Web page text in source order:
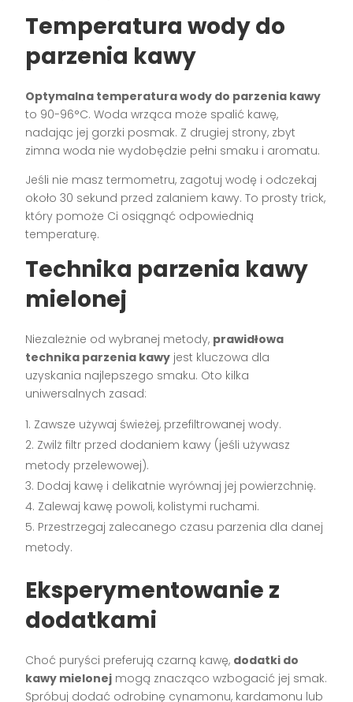
Temperatura wody do
parzenia kawy
Optymalna temperatura wody do parzenia kawy
to 90-96°C. Woda wrząca może spalić kawę,
nadając jej gorzki posmak. Z drugiej strony, zbyt
zimna woda nie wydobędzie pełni smaku i aromatu.
Jeśli nie masz termometru, zagotuj wodę i odczekaj
około 30 sekund przed zalaniem kawy. To prosty trick,
który pomoże Ci osiągnąć odpowiednią
temperaturę.
Technika parzenia kawy
mielonej
Niezależnie od wybranej metody, prawidłowa
technika parzenia kawy jest kluczowa dla
uzyskania najlepszego smaku. Oto kilka
uniwersalnych zasad:
Zawsze używaj świeżej, przefiltrowanej wody.
Zwilż filtr przed dodaniem kawy (jeśli używasz
metody przelewowej).
Dodaj kawę i delikatnie wyrównaj jej powierzchnię.
Zalewaj kawę powoli, kolistymi ruchami.
Przestrzegaj zalecanego czasu parzenia dla danej
metody.
Eksperymentowanie z
dodatkami
Choć puryści preferują czarną kawę, dodatki do
kawy mielonej mogą znacząco wzbogacić jej smak.
Spróbuj dodać odrobinę cynamonu, kardamonu lub